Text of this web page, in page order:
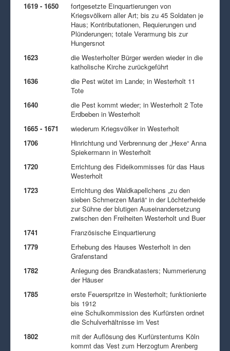
1619 - 1650
fortgesetzte Einquartierungen von
Kriegsvölkern aller Art; bis zu 45 Soldaten je
Haus; Kontributationen, Requierungen und
Plünderungen; totale Verarmung bis zur
Hungersnot
1623
die Westerholter Bürger werden wieder in die
katholische Kirche zurückgeführt
1636
die Pest wütet im Lande; in Westerholt 11
Tote
1640
die Pest kommt wieder; in Westerholt 2 Tote
Erdbeben in Westerholt
1665 - 1671
wiederum Kriegsvölker in Westerholt
1706
Hinrichtung und Verbrennung der „Hexe“ Anna
Spiekermann in Westerholt
1720
Errichtung des Fideikommisses für das Haus
Westerholt
1723
Errichtung des Waldkapellchens „zu den
sieben Schmerzen Mariä“ in der Löchterheide
zur Sühne der blutigen Auseinandersetzung
zwischen den Freiheiten Westerholt und Buer
1741
Französische Einquartierung
1779
Erhebung des Hauses Westerholt in den
Grafenstand
1782
Anlegung des Brandkatasters; Nummerierung
der Häuser
1785
erste Feuerspritze in Westerholt; funktionierte
bis 1912
eine Schulkommission des Kurfürsten ordnet
die Schulverhältnisse im Vest
1802
mit der Auflösung des Kurfürstentums Köln
kommt das Vest zum Herzogtum Arenberg